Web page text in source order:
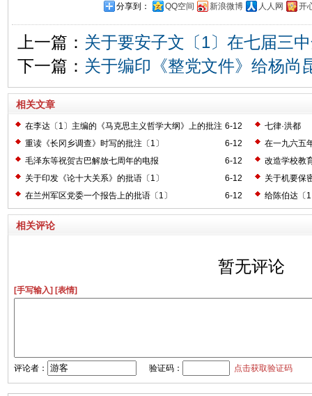
分享到： QQ空间 新浪微博 人人网 开
上一篇： 关于要安子文〔1〕在七届三
下一篇： 关于编印《整党文件》给杨尚
相关文章
6-12
在李达〔1〕主编的《马克思主义哲学大纲》上的批注
〔2〕
七律·洪都
6-12
重读《长冈乡调查》时写的批注〔1〕
在一九六五
6-12
毛泽东等祝贺古巴解放七周年的电报
改造学校教
6-12
关于印发《论十大关系》的批语〔1〕
关于机要保
6-12
在兰州军区党委一个报告上的批语〔1〕 给陈伯达〔
相关评论
暂无评论
[手写输入] [表情]
评论者： 验证码： 点击获取验证码